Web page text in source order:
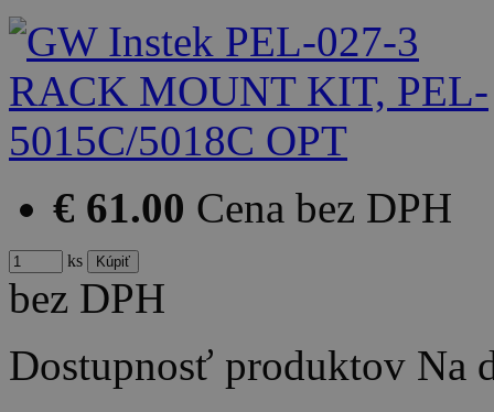
€ 61.00 Cena bez DPH
ks
bez DPH
Dostupnosť produktov Na